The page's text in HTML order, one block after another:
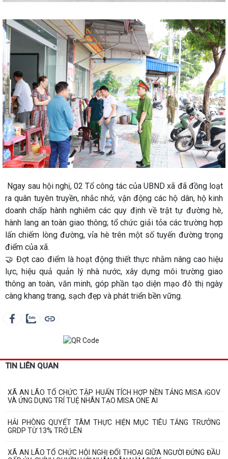
Ngay sau hội nghị, 02 Tổ công tác của UBND xã đã đồng loạt
ra quân tuyên truyền, nhắc nhở, vận động các hộ dân, hộ kinh
doanh chấp hành nghiêm các quy định về trật tự đường hè,
hành lang an toàn giao thông; tổ chức giải tỏa các trường hợp
lấn chiếm lòng đường, vỉa hè trên một số tuyến đường trọng
điểm của xã.
🤝 Đợt cao điểm là hoạt động thiết thực nhằm nâng cao hiệu
lực, hiệu quả quản lý nhà nước, xây dựng môi trường giao
thông an toàn, văn minh, góp phần tạo diện mạo đô thị ngày
càng khang trang, sạch đẹp và phát triển bền vững.
TIN LIÊN QUAN
XÃ AN LÃO TỔ CHỨC TẬP HUẤN TÍCH HỢP NỀN TẢNG MISA iGOV
VÀ ỨNG DỤNG TRÍ TUỆ NHÂN TẠO MISA ONE AI
HẢI PHÒNG QUYẾT TÂM THỰC HIỆN MỤC TIÊU TĂNG TRƯỞNG
GRDP TỪ 13% TRỞ LÊN
XÃ AN LÃO TỔ CHỨC HỘI NGHỊ ĐỐI THOẠI GIỮA NGƯỜI ĐỨNG ĐẦU